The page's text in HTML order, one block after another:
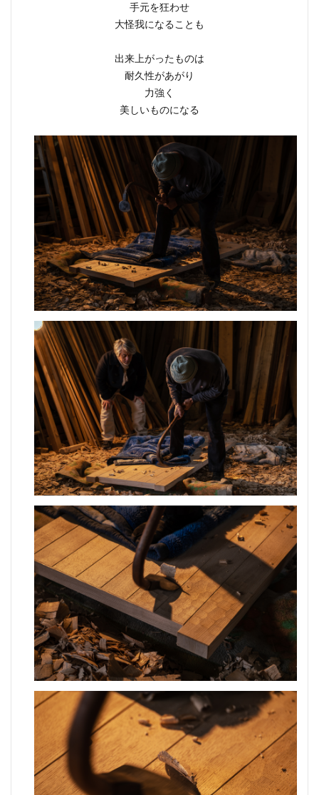
手元を狂わせ
大怪我になることも
出来上がったものは
耐久性があがり
力強く
美しいものになる